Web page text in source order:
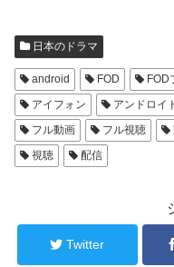
日本のドラマ
android FOD FOD
アイフォン
アンドロイ
フル動画
フル視聴
視聴
配信
Twitter